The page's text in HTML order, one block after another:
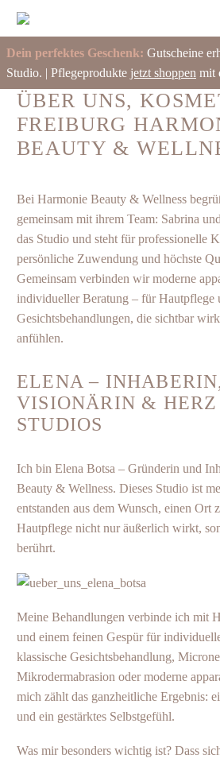
Dein perfektes Geschenk: Gutscheine
Studio. | Pflegeprodukte jetzt shoppen mit
ÜBER UNS,
FREIBURG
BEAUTY &
Bei Harmonie Beauty & Wellness
gemeinsam mit ihrem Team: Sabrina
das Studio und steht für professionelle
persönliche Zuwendung und höchste
Gemeinsam verbinden wir moderne
individueller Beratung – fürHautpflege
Gesichtsbehandlungen, die sichtbar
anfühlen.
ELENA – INHABERIN,
VISIONÄRIN & HERZ
STUDIOS
Ich bin Elena Botsa – Gründerin und
Beauty & Wellness. Dieses Studio ist
entstanden aus dem Wunsch, einen Ort
Hautpflege nicht nur äußerlich wirkt,
berührt.
Meine Behandlungen verbinde ich mit
und einem feinen Gespür für
klassische Gesichtsbehandlung,
Mikrodermabrasion oder moderne
mich zählt das ganzheitliche Ergebnis:
und ein gestärktes Selbstgefühl.
Was mir besonders wichtig ist? Dass